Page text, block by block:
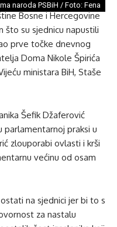
naroda PSBiH / Foto: Fena
Bosne i Hercegovine
što su sjednicu napustili
prve točke dnevnog
Doma Nikole Špirića
ministara BiH, Staše
Šefik Džaferović
parlamentarnoj praksi u
zlouporabi ovlasti i krši
većinu od osam
na sjednici jer bi to s
za nastalu